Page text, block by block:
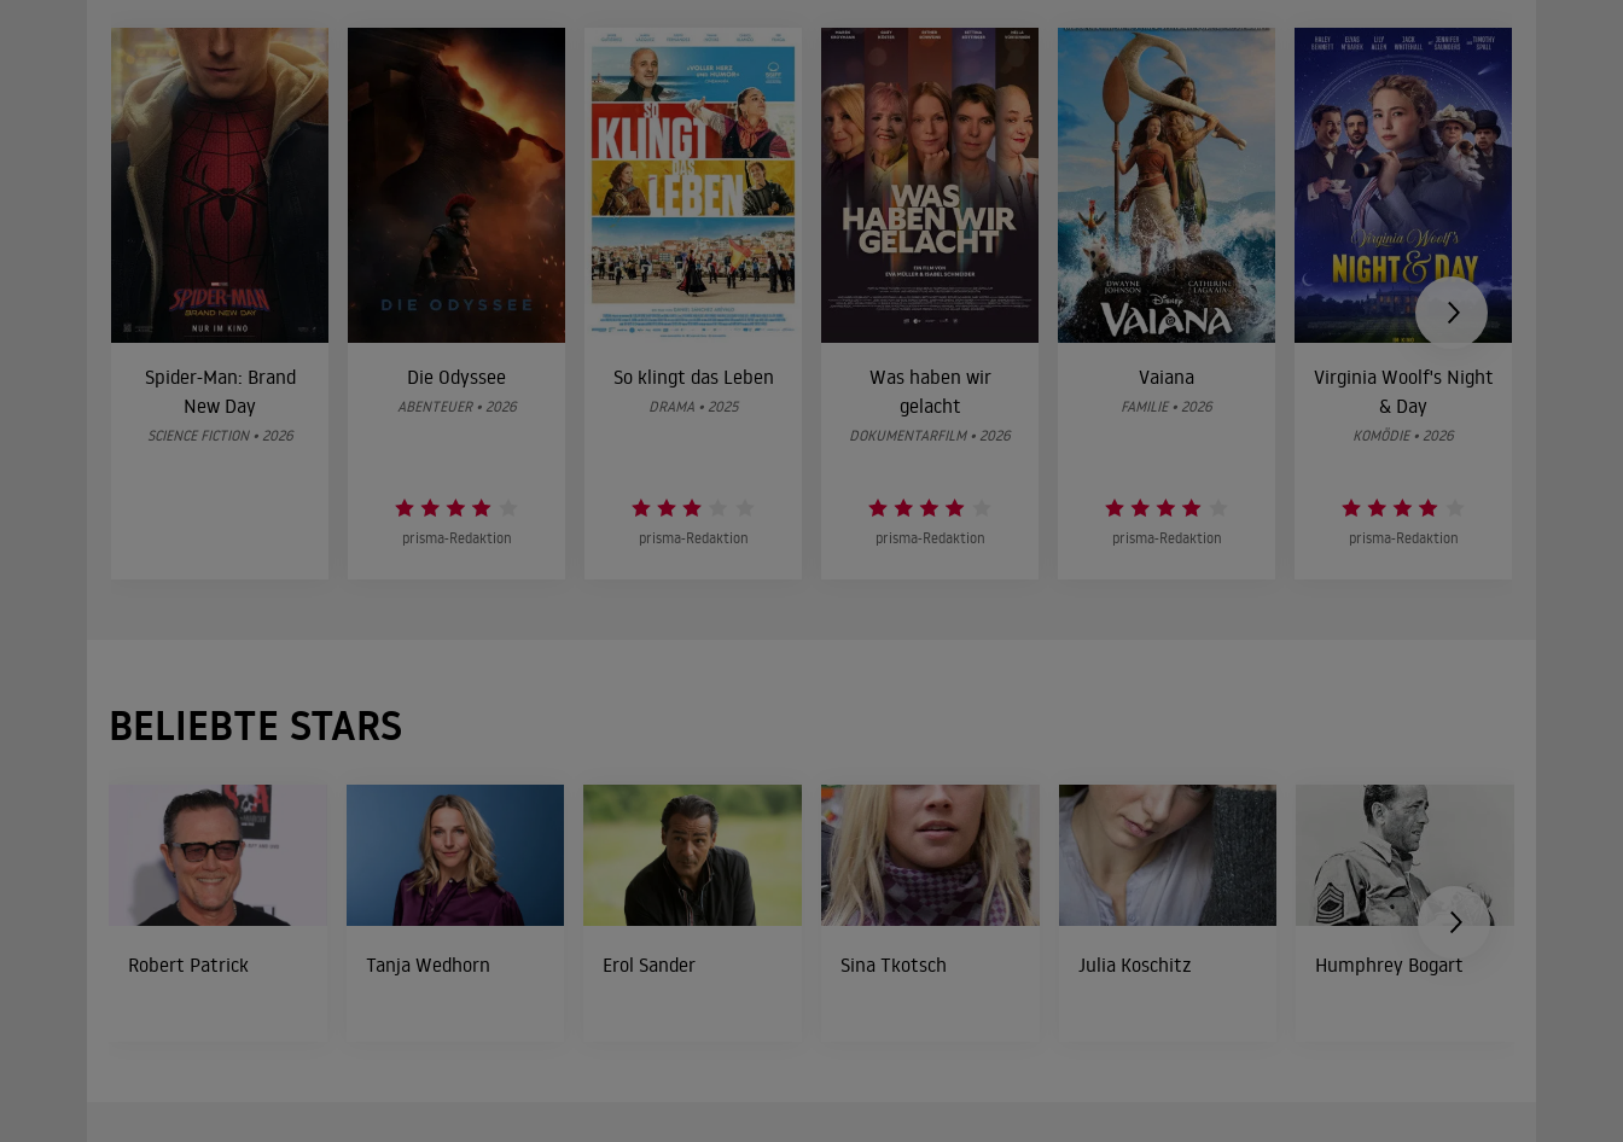
Spider-Man: Brand
New Day
SCIENCE FICTION • 2026
Die Odyssee
ABENTEUER • 2026
prisma-Redaktion
So klingt das Leben
DRAMA • 2025
prisma-Redaktion
Was haben wir
gelacht
DOKUMENTARFILM • 2026
prisma-Redaktion
Vaiana
FAMILIE • 2026
prisma-Redaktion
Virginia Woolf's Night
& Day
KOMÖDIE • 2026
prisma-Redaktion
BELIEBTE STARS
Robert Patrick Tanja Wedhorn Erol Sander Sina Tkotsch Julia Koschitz Humphrey Bogart